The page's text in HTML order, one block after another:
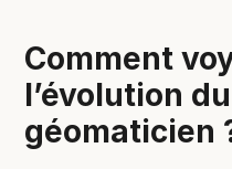
Comment
l’évolution
géomaticien